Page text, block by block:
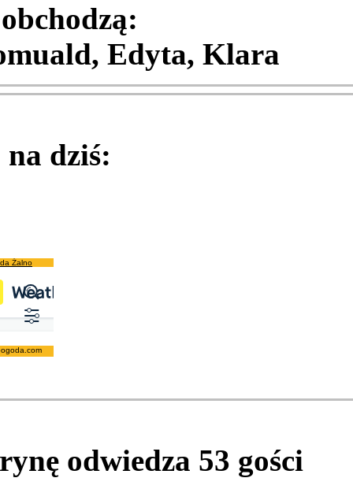
Edyta, Klara
na dziś:
Żalno
odwiedza 53 gości